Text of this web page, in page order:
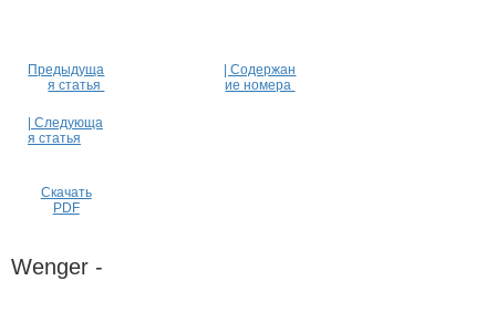
Предыдуща
я статья
| Содержан
ие номера
| Следующа
я статья
Скачать
PDF
Wenger -